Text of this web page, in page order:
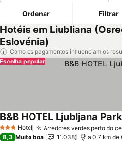
Ordenar Filtrar
Hotéis em Liubliana
Eslovénia)
Como os pagamentos influenciam os
Escolha popular
3 EstrelasHotel Arredores verdes perto do
B&B HOTEL Ljubljana Park
8,3 Muito boa 11.038 a 0.7 km de